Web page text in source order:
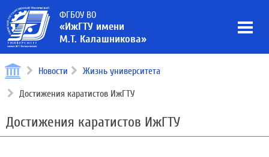
ФГБОУ ВО
«ИжГТУ имени
М.Т. Калашникова»
Новости Жизнь университета
Достижения каратистов ИжГТУ
Достижения каратистов ИжГТУ